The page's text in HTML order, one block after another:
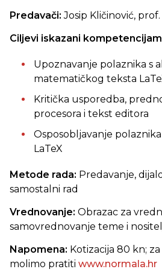
Predavači:Josip Kličinović, prof.
Ciljevi iskazani
Upoznavanje polaznika s
matematičkog teksta
Kritička usporedba,
procesora i tekst editora
Osposobljavanje
LaTeX
Metode rada: Predavanje,
samostalni rad
Vrednovanje: Obrazac za
samovrednovanje teme i
Napomena: Kotizacija 80 kn;
molimo pratiti www.normala.hr